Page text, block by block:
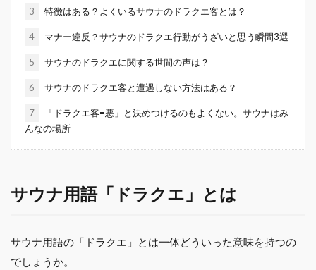
3 特徴はある？よくいるサウナのドラクエ客とは？
4 マナー違反？サウナのドラクエ行動がうざいと思う瞬間3選
5 サウナのドラクエに関する世間の声は？
6 サウナのドラクエ客と遭遇しない方法はある？
7
「ドラクエ客=悪」と決めつけるのもよくない。サウナはみ
んなの場所
サウナ用語「ドラクエ」とは
サウナ用語の「ドラクエ」とは一体どういった意味を持つの
でしょうか。